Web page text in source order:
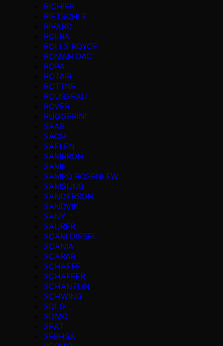
RICHIER
RIETSCHLE
RIVARD
ROLBA
ROLLS ROYCE
ROMAN DAC
ROPA
ROTAIR
ROTTNE
ROUSSEAU
ROVER
RUGGERINI
SAAB
SACM
SAELEN
SAMBRON
SAME
SAMPO ROSENLEW
SAMSUNG
SANDERSON
SANDVIK
SANY
SAURER
SCAM DIESEL
SCANIA
SCARAB
SCHAEFF
SCHAFFER
SCHANZLIN
SCHWING
SDLG
SDMO
SEAT
SEBHSA